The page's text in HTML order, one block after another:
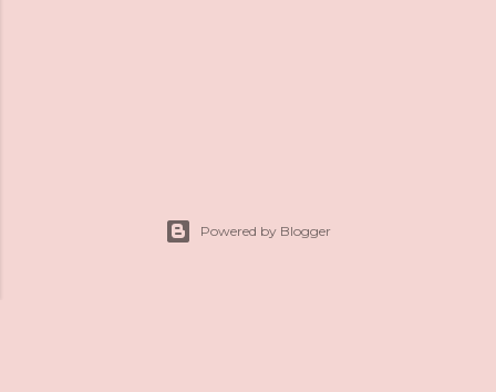
Powered by Blogger